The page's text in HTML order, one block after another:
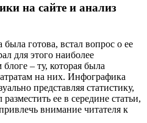
на сайте и анализ
готова, встал вопрос о ее
для этого наиболее
– ту, которая была
на них. Инфографика
представляя статистику,
ее в середине статьи,
внимание читателя к